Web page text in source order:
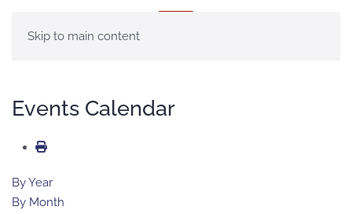
Skip to main content
Events Calendar
By Year
By Month